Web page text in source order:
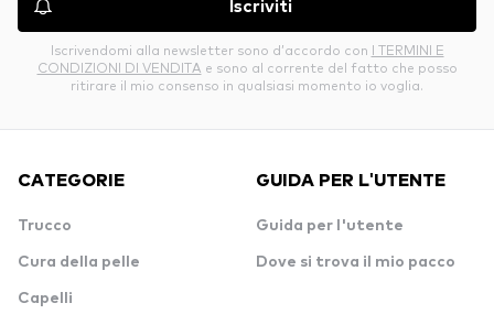
Iscriviti
Iscrivendomi alla newsletter sono d’accordo con I TERMINI E
CONDIZIONI DI VENDITA e sono al corrente del fatto che posso
ritirare il mio consenso in qualsiasi momento io voglia.
CATEGORIE
Trucco
Cura della pelle
Capelli
GUIDA PER L'UTENTE
Guida per l'utente
Dove si trova il mio pacco